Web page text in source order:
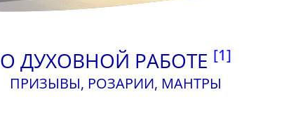
О ДУХОВНОЙ РАБОТЕ [1]
ПРИЗЫВЫ, РОЗАРИИ, МАНТРЫ